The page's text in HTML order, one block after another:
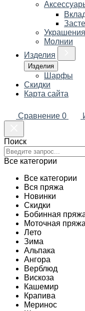
Украшения
Молнии
Изделия
Изделия
Шарфы
Скидки
Карта сайта
Сравнение 0
Поиск
Все категории
Все категории
Вся пряжа
Новинки
Скидки
Бобинная
Моточная пряжа
Лето
Зима
Альпака
Ангора
Верблюд
Вискоза
Кашемир
Крапива
Меринос